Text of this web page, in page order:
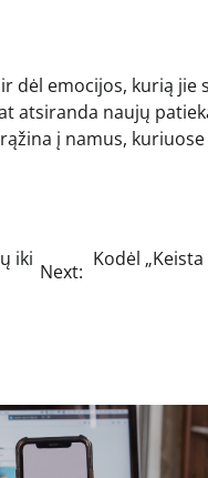
emocijos, kurią jie
atsiranda naujų
į namus,
iki
Next:
Kodėl